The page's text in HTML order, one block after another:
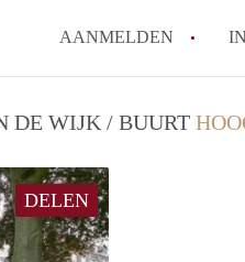
AANMELDEN
DE WIJK / BUURT
DELEN